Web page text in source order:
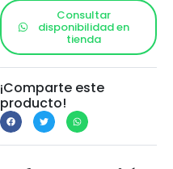
Consultar
disponibilidad en
tienda
¡Comparte este
producto!